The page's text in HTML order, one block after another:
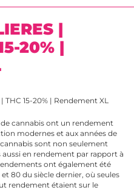
|
20% |
cannabis ont un rendement
modernes et aux années de
sont non seulement
en rendement par rapport à
ont également été
80 du siècle dernier, où seules
rendement étaient sur le